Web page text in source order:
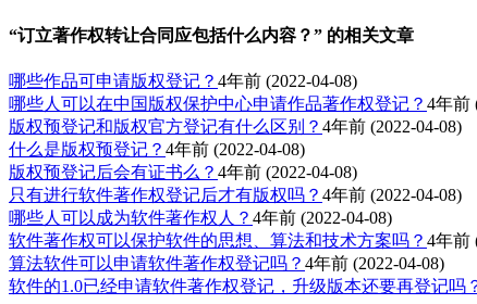
“订立著作权转让合同应包括什么内容？” 的相关文章
哪些作品可申请版权登记？ 4年前 (2022-04-08)
哪些人可以在中国版权保护中心申请作品著作权登记？ 4年前
版权预登记和版权官方登记有什么区别？ 4年前 (2022-04-08)
什么是版权预登记？ 4年前 (2022-04-08)
版权预登记后会有证书么？ 4年前 (2022-04-08)
只有进行软件著作权登记后才有版权吗？ 4年前 (2022-04-08)
哪些人可以成为软件著作权人？ 4年前 (2022-04-08)
软件著作权可以保护软件的思想、算法和技术方案吗？ 4年前
算法软件可以申请软件著作权登记吗？ 4年前 (2022-04-08)
软件的1.0已经申请软件著作权登记，升级版本还要再登记吗